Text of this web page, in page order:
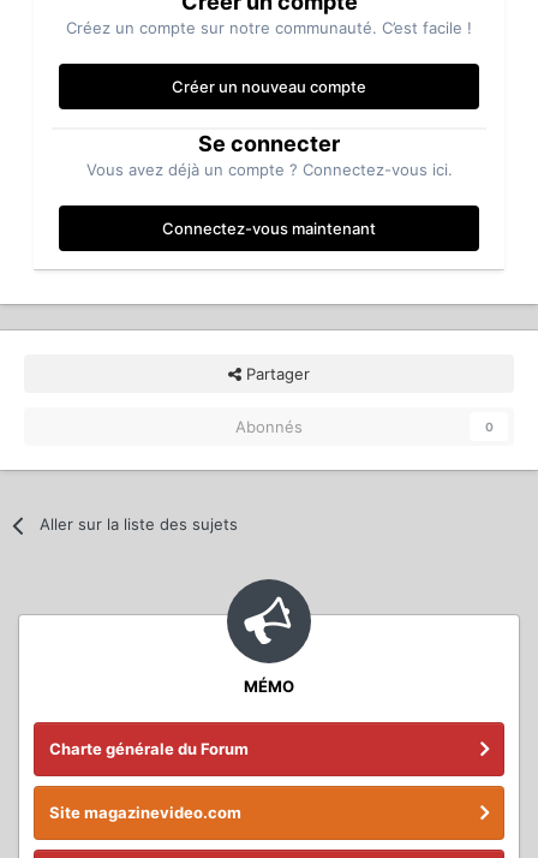
Créez un compte sur notre communauté. C’est facile !
Créer un nouveau compte
Se connecter
Vous avez déjà un compte ? Connectez-vous ici.
Connectez-vous maintenant
Partager
Abonnés 0
Aller sur la liste des sujets
MÉMO
Charte générale du Forum
Site magazinevideo.com